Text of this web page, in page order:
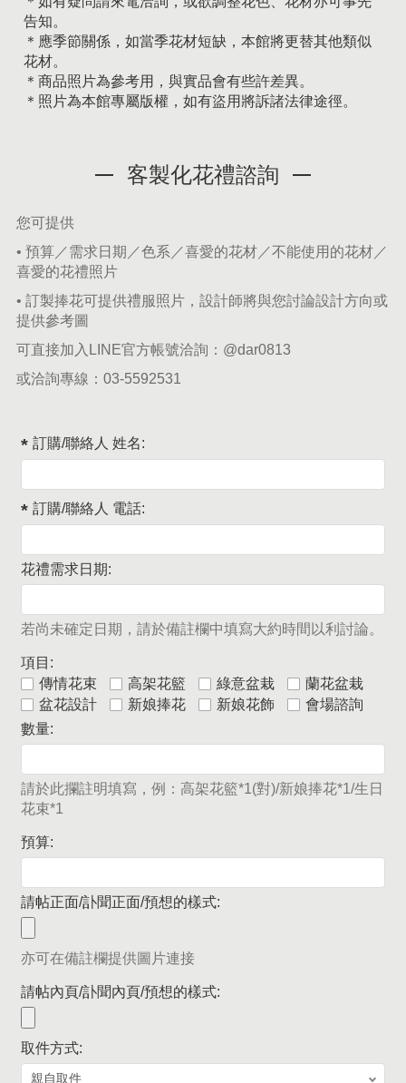
告知。
＊應季節關係，如當季花材短缺，本館將更替其他類似
花材。
＊商品照片為參考用，與實品會有些許差異。
＊照片為本館專屬版權，如有盜用將訴諸法律途徑。
客製化花禮諮詢
您可提供
• 預算／需求日期／色系／喜愛的花材／不能使用的花材／
喜愛的花禮照片
• 訂製捧花可提供禮服照片，設計師將與您討論設計方向或
提供參考圖
可直接加入LINE官方帳號洽詢： @dar0813
或洽詢專線： 03-5592531
訂購/聯絡人 姓名:
訂購/聯絡人 電話:
花禮需求日期:
若尚未確定日期，請於備註欄中填寫大約時間以利討論。
項目:
傳情花束
高架花籃 綠意盆栽
蘭花盆栽
盆花設計
新娘捧花 新娘花飾
會場諮詢
數量:
請於此攔註明填寫，例：高架花籃*1(對)/新娘捧花*1/生日
花束*1
預算:
請帖正面/訃聞正面/預想的樣式:
亦可在備註欄提供圖片連接
請帖內頁/訃聞內頁/預想的樣式:
取件方式: